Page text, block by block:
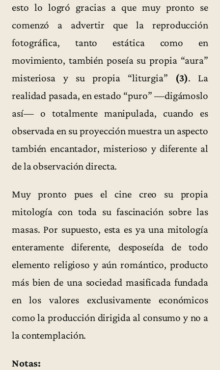
esto lo logró gracias a que muy pronto se
comenzó a advertir que la reproducción
fotográfica, tanto estática como en
movimiento, también poseía su propia “aura”
misteriosa y su propia “liturgia” (3). La
realidad pasada, en estado “puro” —digámoslo
así— o totalmente manipulada, cuando es
observada en su proyección muestra un aspecto
también encantador, misterioso y diferente al
de la observación directa.
Muy pronto pues el cine creo su propia
mitología con toda su fascinación sobre las
masas. Por supuesto, esta es ya una mitología
enteramente diferente, desposeída de todo
elemento religioso y aún romántico, producto
más bien de una sociedad masificada fundada
en los valores exclusivamente económicos
como la producción dirigida al consumo y no a
la contemplación.
Notas: